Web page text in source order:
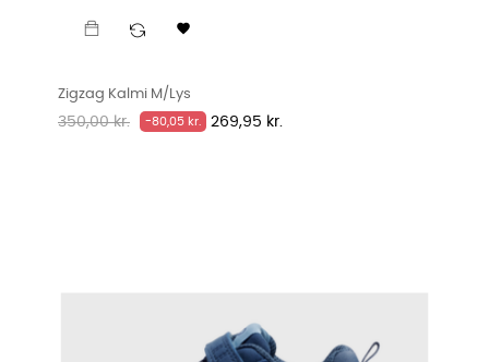

Zigzag Kalmi M/Lys
Normalpris
350,00 kr. -80,05 kr. Pris
269,95 kr.